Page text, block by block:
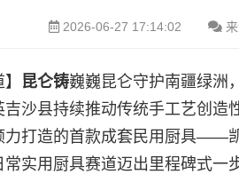
2026-06-27 17:14:02 来
昆仑铸巍巍昆仑守护南疆绿洲
沙县持续推动传统手工艺创
力打造的首款成套民用厨具——
实用厨具赛道迈出里程碑式一